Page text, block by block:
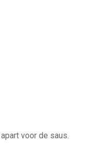
voor de saus.